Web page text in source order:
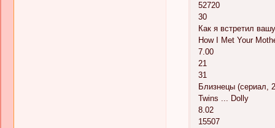
52720
30
Как я встретил
How I Met Your
7.00
21
31
Близнецы (сериал,
Twins ... Dolly
8.02
15507